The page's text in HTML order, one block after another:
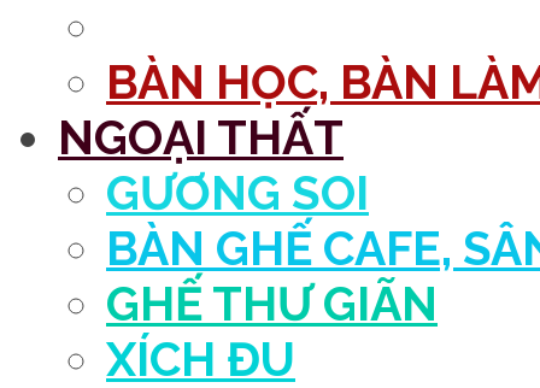
BÀN HỌC, BÀN
NGOẠI THẤT
GƯƠNG SOI
BÀN GHẾ CAFE,
GHẾ THƯ GIÃN
XÍCH ĐU